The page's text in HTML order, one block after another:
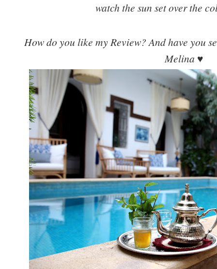
watch the sun set over the
How do you like my Review? And have you
Melina ♥